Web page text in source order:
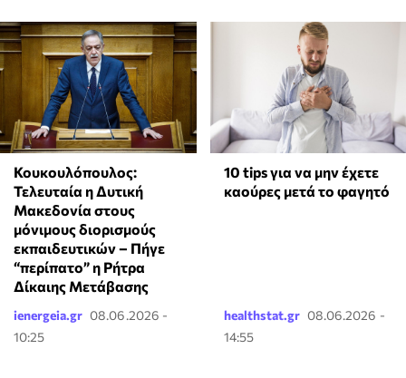
Κουκουλόπουλος:
Τελευταία η Δυτική
Μακεδονία στους
μόνιμους διορισμούς
εκπαιδευτικών – Πήγε
“περίπατο” η Ρήτρα
Δίκαιης Μετάβασης
ienergeia.gr 08.06.2026 -
10:25
10 tips για να μην έχετε
καούρες μετά το φαγητό
healthstat.gr 08.06.2026 -
14:55